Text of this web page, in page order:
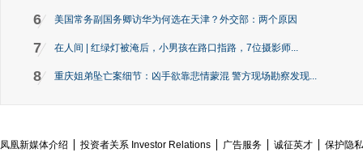
6 美国常务副国务卿访华为何选在天津？外交部：两个原因
7 在人间 | 红绿灯被淹后，小男孩在路口指路，7位摄影师...
8 重庆姐弟坠亡案细节：凶手欲靠悲情蒙混 警方现场勘察发现...
凤凰新媒体介绍 投资者关系 Investor Relations 广告服务 诚征英才
保护隐